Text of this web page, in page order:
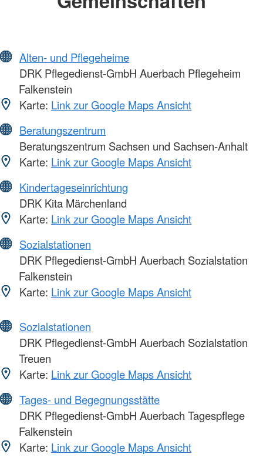
Alten- und Pflegeheime
DRK Pflegedienst-GmbH Auerbach Pflegeheim
Falkenstein
Karte: Link zur Google Maps Ansicht
Beratungszentrum
Beratungszentrum Sachsen und Sachsen-Anhalt
Karte: Link zur Google Maps Ansicht
Kindertageseinrichtung
DRK Kita Märchenland
Karte: Link zur Google Maps Ansicht
Sozialstationen
DRK Pflegedienst-GmbH Auerbach Sozialstation
Falkenstein
Karte: Link zur Google Maps Ansicht
Sozialstationen
DRK Pflegedienst-GmbH Auerbach Sozialstation
Treuen
Karte: Link zur Google Maps Ansicht
Tages- und Begegnungsstätte
DRK Pflegedienst-GmbH Auerbach Tagespflege
Falkenstein
Karte: Link zur Google Maps Ansicht